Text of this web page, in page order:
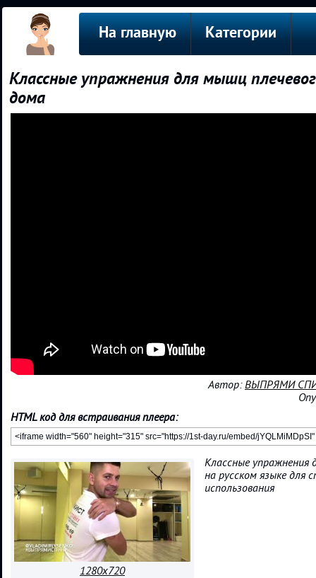
На главную Категории
Классные упражнения для мышц
дома
Автор:ВЫПРЯМИ
HTML код для встраивания плеера:
1280x720
Классные упражнения
на русском языке для
использования